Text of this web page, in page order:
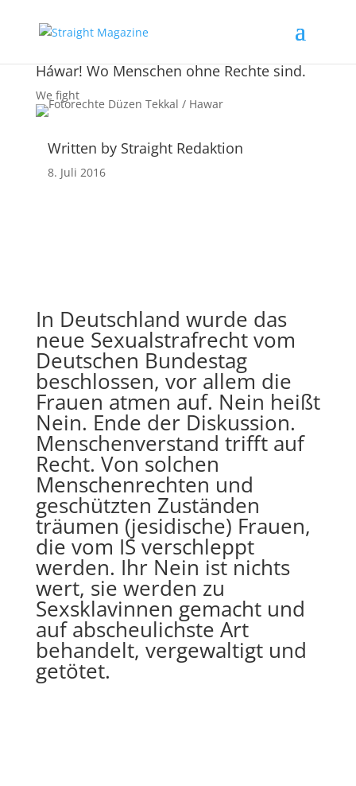
Háwar! Wo Menschen ohne Rechte sind.
We fight
Written by Straight Redaktion
8. Juli 2016
In Deutschland wurde das
neue Sexualstrafrecht vom
Deutschen Bundestag
beschlossen, vor allem die
Frauen atmen auf. Nein heißt
Nein. Ende der Diskussion.
Menschenverstand trifft auf
Recht. Von solchen
Menschenrechten und
geschützten Zuständen
träumen (jesidische) Frauen,
die vom IS verschleppt
werden. Ihr Nein ist nichts
wert, sie werden zu
Sexsklavinnen gemacht und
auf abscheulichste Art
behandelt, vergewaltigt und
getötet.